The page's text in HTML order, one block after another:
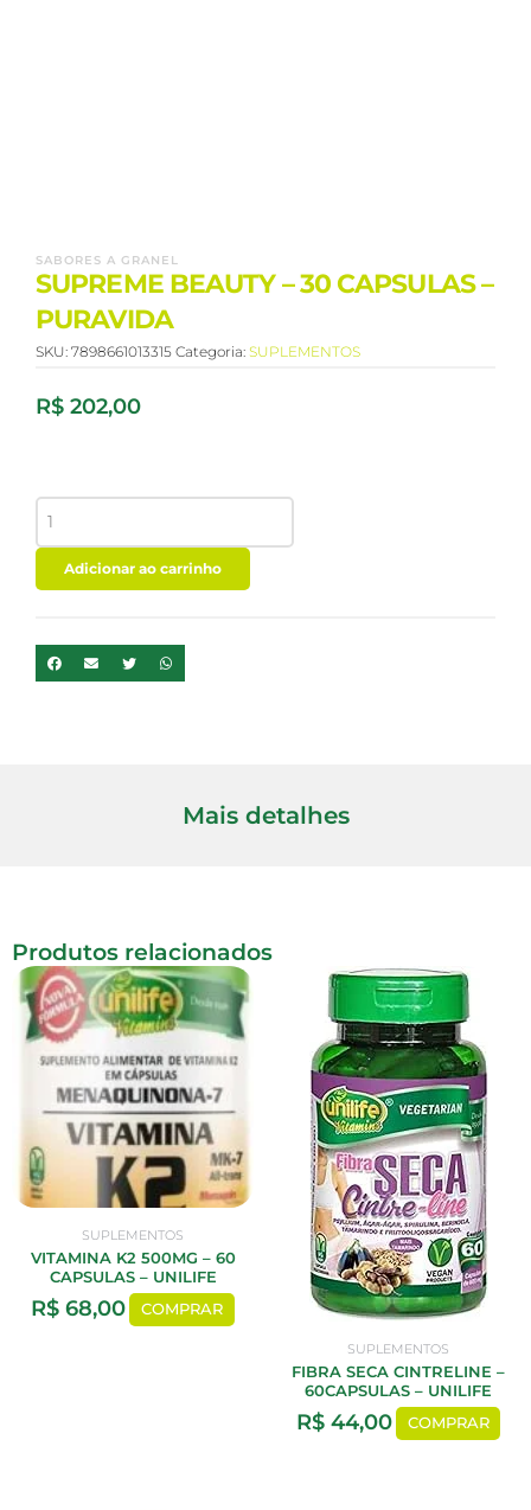
SABORES A GRANEL
SUPREME BEAUTY – 30 CAPSULAS –
PURAVIDA
SKU: 7898661013315 Categoria: SUPLEMENTOS
R$ 202,00
BEAUTY
-
CAPSULAS
PURAVIDA
quantidade
Adicionar ao carrinho
Mais detalhes
Produtos relacionados
SUPLEMENTOS
VITAMINA K2 500MG – 60
CAPSULAS – UNILIFE
R$ 68,00 COMPRAR
SUPLEMENTOS
FIBRA SECA CINTRELINE –
60CAPSULAS – UNILIFE
R$44,00 COMPRAR